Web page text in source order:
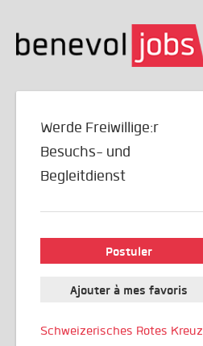
Werde Freiwillige:r
Besuchs- und
Begleitdienst
Postuler
Ajouter à mes favoris
Schweizerisches Rotes Kreuz